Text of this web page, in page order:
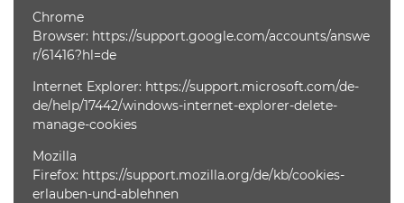
Chrome
Browser: https://support.google.com/accounts/answe
r/61416?hl=de
Internet Explorer: https://support.microsoft.com/de-
de/help/17442/windows-internet-explorer-delete-
manage-cookies
Mozilla
Firefox: https://support.mozilla.org/de/kb/cookies-
erlauben-und-ablehnen